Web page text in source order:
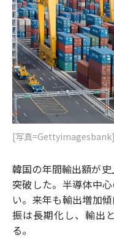
[写真=Gettyimagesbank]
韓国の年間輸出額が
突破した。半導体中
い。来年も輸出増加
振は長期化し、輸出
る。